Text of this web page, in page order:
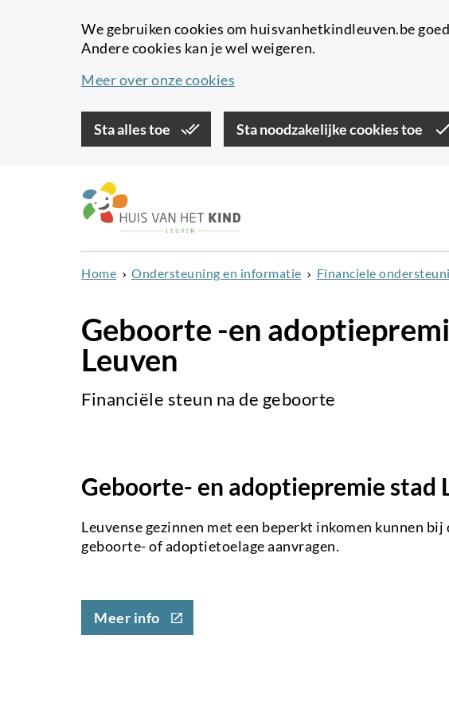
We gebruiken cookies om huisvanhetkindleuven.be
Andere cookies kan je wel weigeren.
Meer over onze cookies
Sta alles toe Sta noodzakelijke cookies toe
Home Ondersteuning en informatie Financiele
Geboorte -en
Leuven
Financiële steun na de geboorte
Geboorte- en adoptiepremie stad
Leuvense gezinnen met een beperkt inkomen kunnen bij
geboorte- of adoptietoelage aanvragen.
Meer info(externe
link)